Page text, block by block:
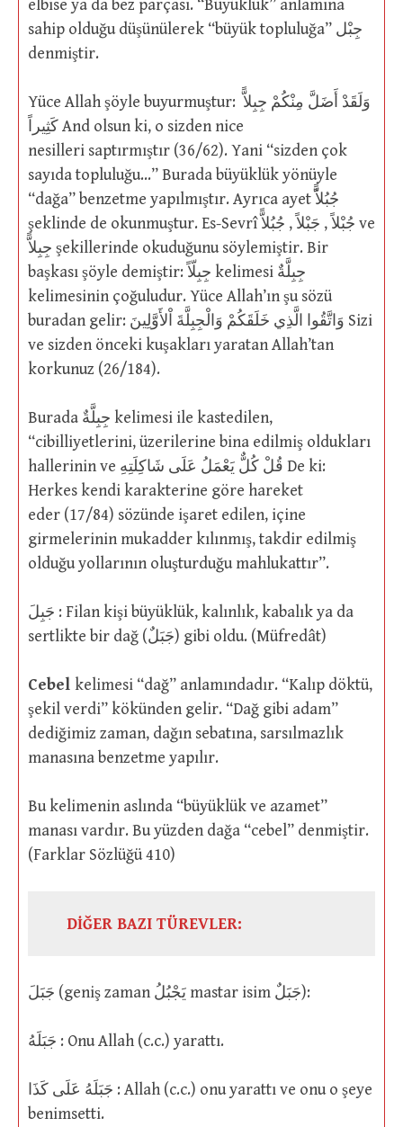
elbise ya da bez parçası. “Büyüklük” anlamına
sahip olduğu düşünülerek “büyük topluluğa” جِبْل
denmiştir.
Yüce Allah şöyle buyurmuştur: وَلَقَدْ أَضَلَّ مِنْكُمْ جِبِلاًّ
كَثِيراً And olsun ki, o sizden nice
nesilleri saptırmıştır (36/62). Yani “sizden çok
sayıda topluluğu…” Burada büyüklük yönüyle
“dağa” benzetme yapılmıştır. Ayrıca ayet جُبُلاًًّ
şeklinde de okunmuştur. Es-Sevrî جُبْلاً , جَبْلاً , جُبُلاًّ ve
جِبِلاًّ şekillerinde okuduğunu söylemiştir. Bir
başkası şöyle demiştir: جِبِلّاً kelimesi جِبِلَّةٌ
kelimesinin çoğuludur. Yüce Allah’ın şu sözü
buradan gelir: وَاتَّقُوا الَّذِي خَلَقَكُمْ وَالْجِبِلَّةَ اْلأَوَّلِينَ Sizi
ve sizden önceki kuşakları yaratan Allah’tan
korkunuz (26/184).
Burada جِبِلَّةٌ kelimesi ile kastedilen,
“cibilliyetlerini, üzerilerine bina edilmiş oldukları
hallerinin ve قُلْ كُلٌّ يَعْمَلُ عَلَى شَاكِلَتِهِ De ki:
Herkes kendi karakterine göre hareket
eder (17/84) sözünde işaret edilen, içine
girmelerinin mukadder kılınmış, takdir edilmiş
olduğu yollarının oluşturduğu mahlukattır”.
جَبِلَ : Filan kişi büyüklük, kalınlık, kabalık ya da
sertlikte bir dağ (جَبَلٌ) gibi oldu. (Müfredât)
Cebel kelimesi “dağ” anlamındadır. “Kalıp döktü,
şekil verdi” kökünden gelir. “Dağ gibi adam”
dediğimiz zaman, dağın sebatına, sarsılmazlık
manasına benzetme yapılır.
Bu kelimenin aslında “büyüklük ve azamet”
manası vardır. Bu yüzden dağa “cebel” denmiştir.
(Farklar Sözlüğü 410)
DİĞER BAZI TÜREVLER:
جَبَلَ (geniş zaman يَجْبُلُ mastar isim جَبَلٌ):
جَبَلَهُ : Onu Allah (c.c.) yarattı.
جَبَلَهُ عَلَى كَذَا : Allah (c.c.) onu yarattı ve onu o şeye
benimsetti.